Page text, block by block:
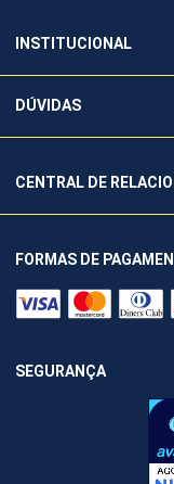
INSTITUCIONAL
DÚVIDAS
CENTRAL DE
FORMAS DE
SEGURANÇA